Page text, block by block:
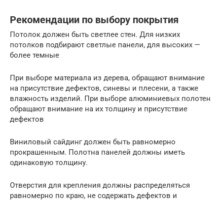
Рекомендации по выбору покрытия
Потолок должен быть светлее стен. Для низких
потолков подбирают светлые панели, для высоких —
более темные
При выборе материала из дерева, обращают внимание
на присутствие дефектов, синевы и плесени, а также
влажность изделий. При выборе алюминиевых полотен
обращают внимание на их толщину и присутствие
дефектов
Виниловый сайдинг должен быть равномерно
прокрашенным. Полотна панелей должны иметь
одинаковую толщину.
Отверстия для крепления должны распределяться
равномерно по краю, не содержать дефектов и